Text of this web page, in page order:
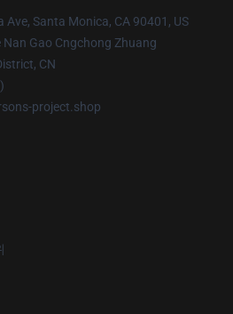
Ave, Santa Monica, CA 90401, US
Nan Gao Cngchong Zhuang
CN
project.shop